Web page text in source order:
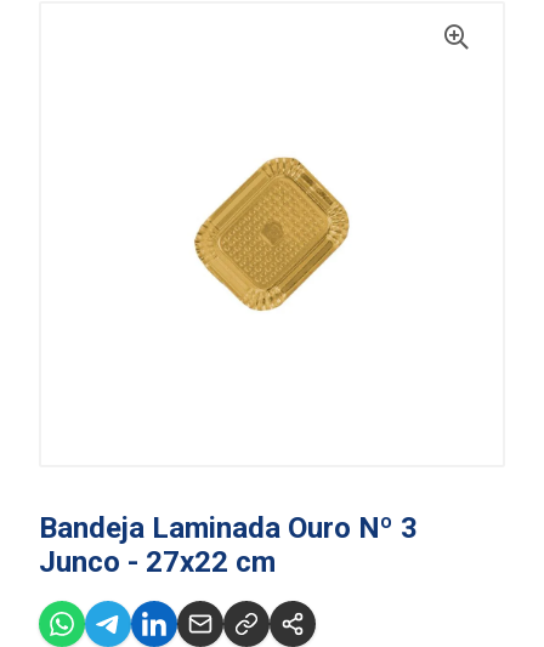
Bandeja Laminada Ouro Nº 3
Junco - 27x22 cm